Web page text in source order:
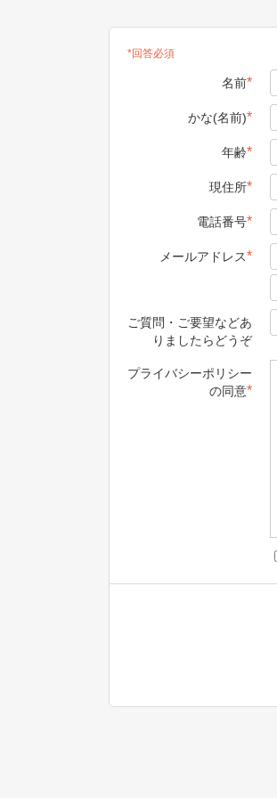
*回答必須
名前*
かな(名前)*
年齢*
現住所*
電話番号*
メールアドレス*
ご質問・ご要望などあ
りましたらどうぞ
プライバシーポリシー
の同意*